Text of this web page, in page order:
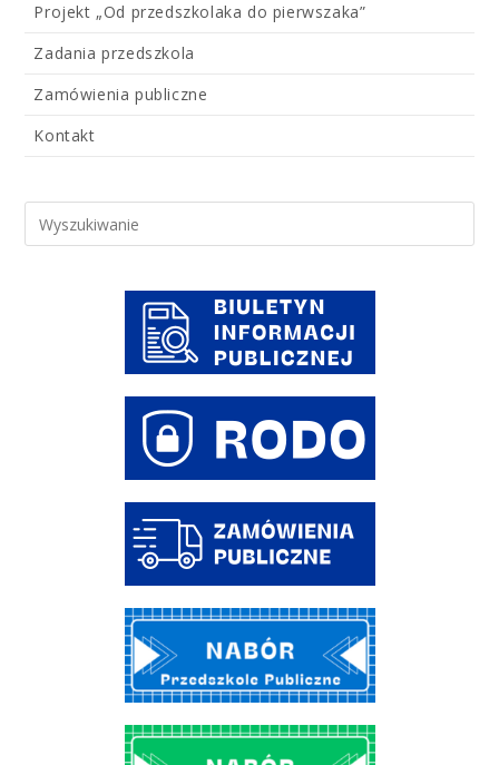
Projekt „Od przedszkolaka do pierwszaka”
Zadania przedszkola
Zamówienia publiczne
Kontakt